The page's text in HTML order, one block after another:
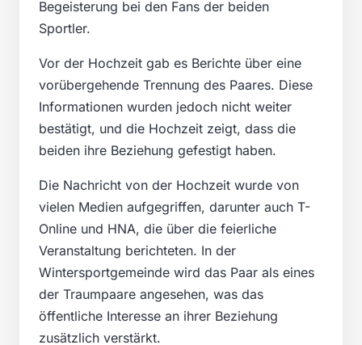
Begeisterung bei den Fans der beiden
Sportler.
Vor der Hochzeit gab es Berichte über eine
vorübergehende Trennung des Paares. Diese
Informationen wurden jedoch nicht weiter
bestätigt, und die Hochzeit zeigt, dass die
beiden ihre Beziehung gefestigt haben.
Die Nachricht von der Hochzeit wurde von
vielen Medien aufgegriffen, darunter auch T-
Online und HNA, die über die feierliche
Veranstaltung berichteten. In der
Wintersportgemeinde wird das Paar als eines
der Traumpaare angesehen, was das
öffentliche Interesse an ihrer Beziehung
zusätzlich verstärkt.